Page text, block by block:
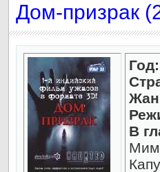
Дом-призрак
Год:
В